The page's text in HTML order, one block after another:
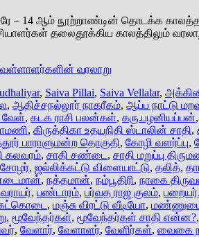
14 ஆம் நூற்றாண்டின் தொடக்க
தலைதூக்கிய காலத்திலும்
வரலாறு
, Saiva Pillai, Saiva Vellalar,
, ஆதிச்சநல்லூர் நாகரீகம், ஆப்ப நாட்டு
வேள், கடக ராசி பலன்கள், கரு.பழனியப்பன்,
, கிருத்திகா உதயநிதி ஸ்டாலின் சாதி,
பாராளுமன்ற தொகுதி, கோழி வளர்ப்பு,
கலவரம், சாதி சண்டை, சாதி மறுப்பு
சோழர், ஜல்லிக்கட்டு விளையாட்டு, தலித்,
, நத்தமான், நம்பூதிரி, நாகை
, பண்டாரம், பர்வத ராஜ குலம், பறையர்,
, மஞ்சு விரட்டு வீடியோ,
, மூவேந்தர்கள், மூவேந்தர்கள் சாதி என்ன?,
, வேளார், வேளாளர், வேளிர்கள், வைகை